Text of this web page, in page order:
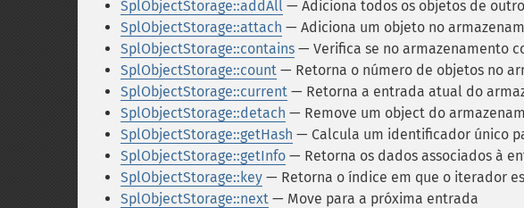
SplObjectStorage::addAll — Adiciona todos os objetos de
SplObjectStorage::attach — Adiciona um objeto no
SplObjectStorage::contains — Verifica se no armazenamento
SplObjectStorage::count — Retorna o número de objetos no
SplObjectStorage::current — Retorna a entrada atual do
SplObjectStorage::detach — Remove um object do
SplObjectStorage::getHash — Calcula um identificador único
SplObjectStorage::getInfo — Retorna os dados associados à
SplObjectStorage::key — Retorna o índice em que o iterador
SplObjectStorage::next — Move para a próxima entrada